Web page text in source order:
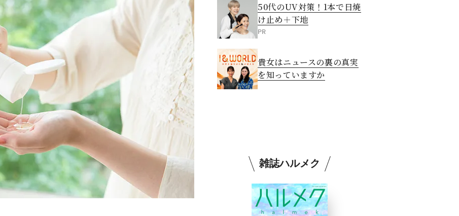
50代のUV対策！1本で日焼
け止め＋下地
PR
貴女はニュースの裏の真実
を知っていますか
雑誌ハルメク